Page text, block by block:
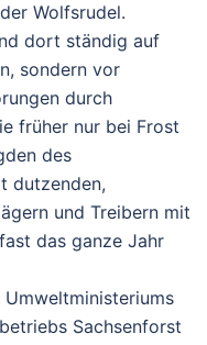
Wolfsrudel.
dort ständig auf
sondern vor
durch
früher nur bei Frost
des
dutzenden,
und Treibern mit
das ganze Jahr
Umweltministeriums
Sachsenforst